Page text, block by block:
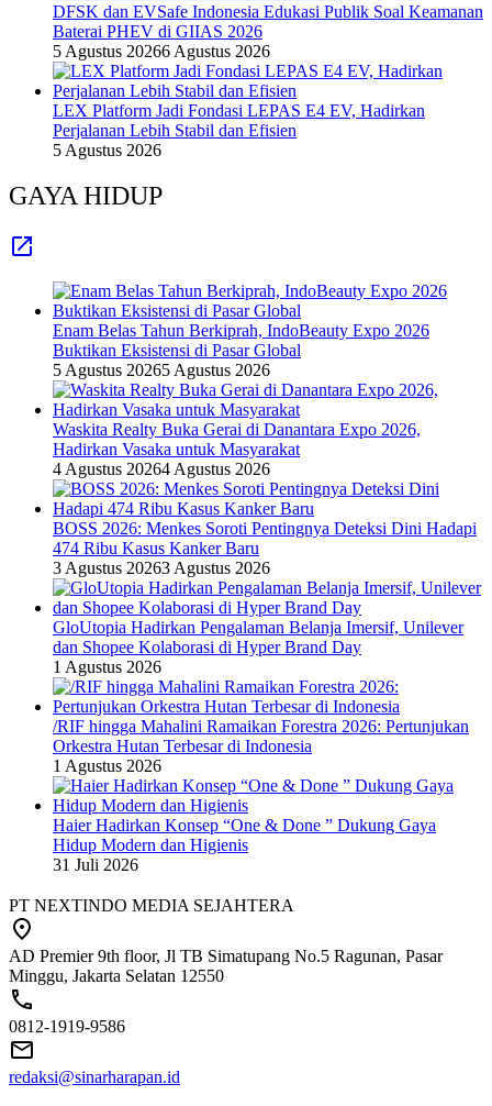
DFSK dan EVSafe Indonesia Edukasi Publik Soal Keamanan
Baterai PHEV di GIIAS 2026
5 Agustus 20266 Agustus 2026
LEX Platform Jadi Fondasi LEPAS E4 EV, Hadirkan
Perjalanan Lebih Stabil dan Efisien
5 Agustus 2026
GAYA HIDUP
Enam Belas Tahun Berkiprah, IndoBeauty Expo 2026
Buktikan Eksistensi di Pasar Global
5 Agustus 20265 Agustus 2026
Waskita Realty Buka Gerai di Danantara Expo 2026,
Hadirkan Vasaka untuk Masyarakat
4 Agustus 20264 Agustus 2026
BOSS 2026: Menkes Soroti Pentingnya Deteksi Dini Hadapi
474 Ribu Kasus Kanker Baru
3 Agustus 20263 Agustus 2026
GloUtopia Hadirkan Pengalaman Belanja Imersif, Unilever
dan Shopee Kolaborasi di Hyper Brand Day
1 Agustus 2026
/RIF hingga Mahalini Ramaikan Forestra 2026: Pertunjukan
Orkestra Hutan Terbesar di Indonesia
1 Agustus 2026
Haier Hadirkan Konsep “One & Done ” Dukung Gaya
Hidup Modern dan Higienis
31 Juli 2026
PT NEXTINDO MEDIA SEJAHTERA
AD Premier 9th floor, Jl TB Simatupang No.5 Ragunan, Pasar
Minggu, Jakarta Selatan 12550
0812-1919-9586
redaksi@sinarharapan.id